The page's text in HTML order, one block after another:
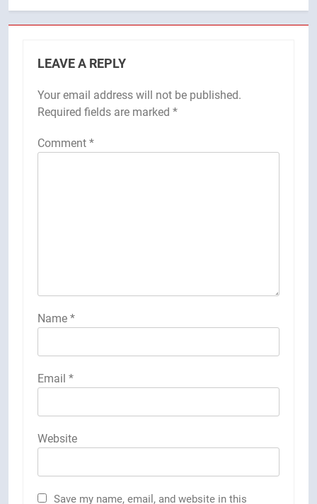
LEAVE A REPLY
Your email address will not be published.
Required fields are marked *
Comment *
Name *
Email *
Website
Save my name, email, and website in this